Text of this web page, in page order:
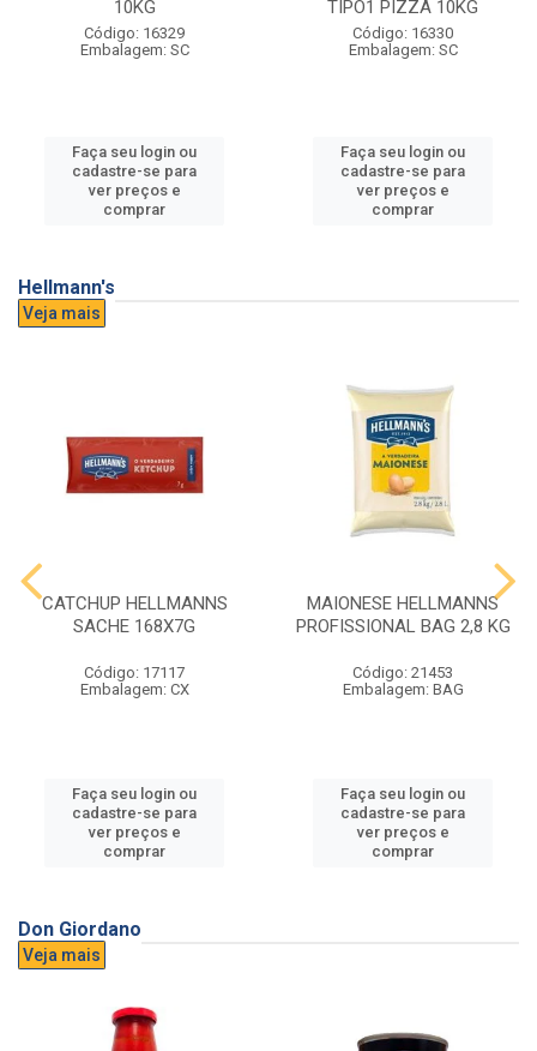
10KG
Código: 16329
Embalagem: SC
Faça seu login ou
cadastre-se para
ver preços e
comprar
TIPO1 PIZZA 10KG
Código: 16330
Embalagem: SC
Faça seu login ou
cadastre-se para
ver preços e
comprar
Hellmann's
Veja mais
CATCHUP HELLMANNS
SACHE 168X7G
Código: 17117
Embalagem: CX
Faça seu login ou
cadastre-se para
ver preços e
comprar
MAIONESE HELLMANNS
PROFISSIONAL BAG 2,8 KG
Código: 21453
Embalagem: BAG
Faça seu login ou
cadastre-se para
ver preços e
comprar
Don Giordano
Veja mais